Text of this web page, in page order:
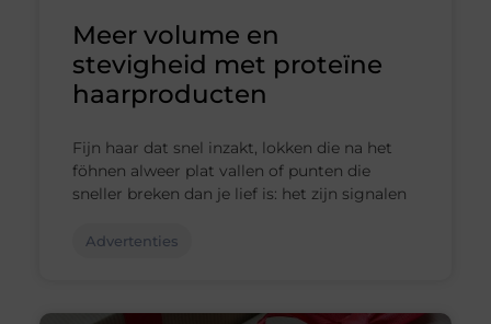
Meer volume en
stevigheid met proteïne
haarproducten
Fijn haar dat snel inzakt, lokken die na het
föhnen alweer plat vallen of punten die
sneller breken dan je lief is: het zijn signalen
Advertenties